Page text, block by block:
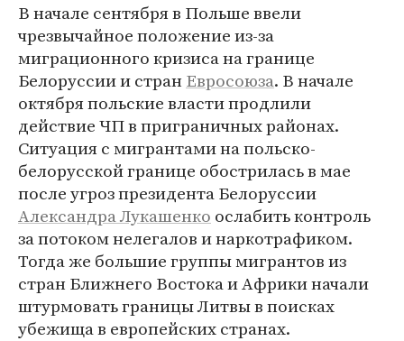
В начале сентября в Польше ввели
чрезвычайное положение из-за
миграционного кризиса на границе
Белоруссии и странЕвросоюза. В начале
октября польские власти продлили
действие ЧП в приграничных районах.
Ситуация с мигрантами на польско-
белорусской границе обострилась в мае
после угроз президента Белоруссии
Александра Лукашенко ослабить контроль
за потоком нелегалов и наркотрафиком.
Тогда же большие группы мигрантов из
стран Ближнего Востока и Африки начали
штурмовать границы Литвы в поисках
убежища в европейских странах.